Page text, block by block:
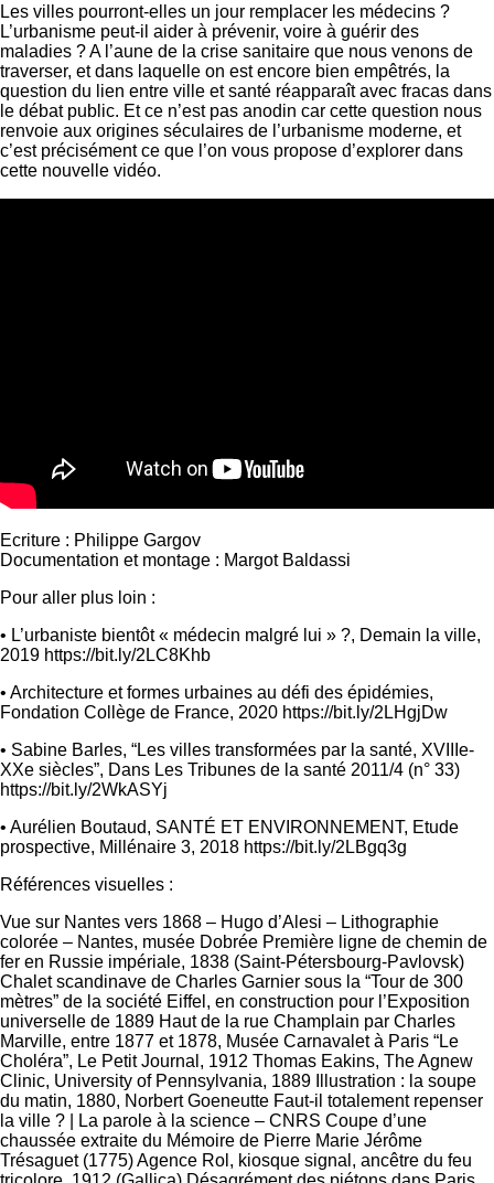
Les villes pourront-elles un jour remplacer les médecins ?
L’urbanisme peut-il aider à prévenir, voire à guérir des
maladies ? A l’aune de la crise sanitaire que nous venons de
traverser, et dans laquelle on est encore bien empêtrés, la
question du lien entre ville et santé réapparaît avec fracas dans
le débat public. Et ce n’est pas anodin car cette question nous
renvoie aux origines séculaires de l’urbanisme moderne, et
c’est précisément ce que l’on vous propose d’explorer dans
cette nouvelle vidéo.
Ecriture : Philippe Gargov
Documentation et montage : Margot Baldassi
Pour aller plus loin :
• L’urbaniste bientôt « médecin malgré lui » ?, Demain la ville,
2019 https://bit.ly/2LC8Khb
• Architecture et formes urbaines au défi des épidémies,
Fondation Collège de France, 2020 https://bit.ly/2LHgjDw
• Sabine Barles, “Les villes transformées par la santé, XVIIIe-
XXe siècles”, Dans Les Tribunes de la santé 2011/4 (n° 33)
https://bit.ly/2WkASYj
• Aurélien Boutaud, SANTÉ ET ENVIRONNEMENT, Etude
prospective, Millénaire 3, 2018 https://bit.ly/2LBgq3g
Références visuelles :
Vue sur Nantes vers 1868 – Hugo d’Alesi – Lithographie
colorée – Nantes, musée Dobrée Première ligne de chemin de
fer en Russie impériale, 1838 (Saint-Pétersbourg-Pavlovsk)
Chalet scandinave de Charles Garnier sous la “Tour de 300
mètres” de la société Eiffel, en construction pour l’Exposition
universelle de 1889 Haut de la rue Champlain par Charles
Marville, entre 1877 et 1878, Musée Carnavalet à Paris “Le
Choléra”, Le Petit Journal, 1912 Thomas Eakins, The Agnew
Clinic, University of Pennsylvania, 1889 Illustration : la soupe
du matin, 1880, Norbert Goeneutte Faut-il totalement repenser
la ville ? | La parole à la science – CNRS Coupe d’une
chaussée extraite du Mémoire de Pierre Marie Jérôme
Trésaguet (1775) Agence Rol, kiosque signal, ancêtre du feu